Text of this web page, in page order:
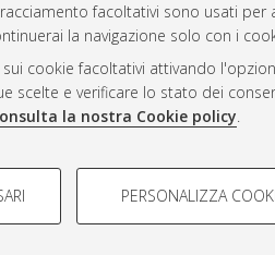
facoltativi sono usati
la navigazione solo con i
cookie facoltativi attivando
scelte e verificare lo stato dei
la nostra Cookie policy.
- FACOLTATIVI
PERSONALIZZA
AMS Laurea
Servizio
Impostazioni
Informativa sulla
Condizioni d’uso del